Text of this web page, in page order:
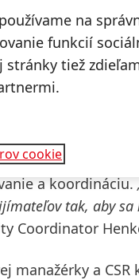
získala 31 stolov
života
sa
organizácia
tieto veci našli
ocenenia
na
a koordináciu.
tak, aby
Coordinator
manažérky a
na
funkcií
stránky tiež
cookie